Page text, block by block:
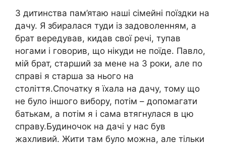
З дитинства пам’ятаю наші сімейні поїздки на
дачу. Я збиралася туди із задоволенням, а
брат вередував, кидав свої речі, тупав
ногами і говорив, що нікуди не поїде. Павло,
мій брат, старший за мене на 3 роки, але по
справі я старша за нього на
століття.Спочатку я їхала на дачу, тому що
не було іншого вибору, потім – допомагати
батькам, а потім я і сама втягнулася в цю
справу.Будиночок на дачі у нас був
жахливий. Жити там було можна, але тільки